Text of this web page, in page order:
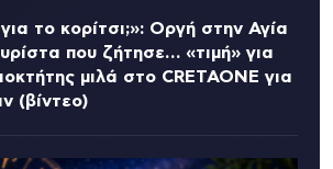
το κορίτσι;»: Οργή στην Αγία
που ζήτησε… «τιμή» για
μιλά στο CRETAONE για
(βίντεο)